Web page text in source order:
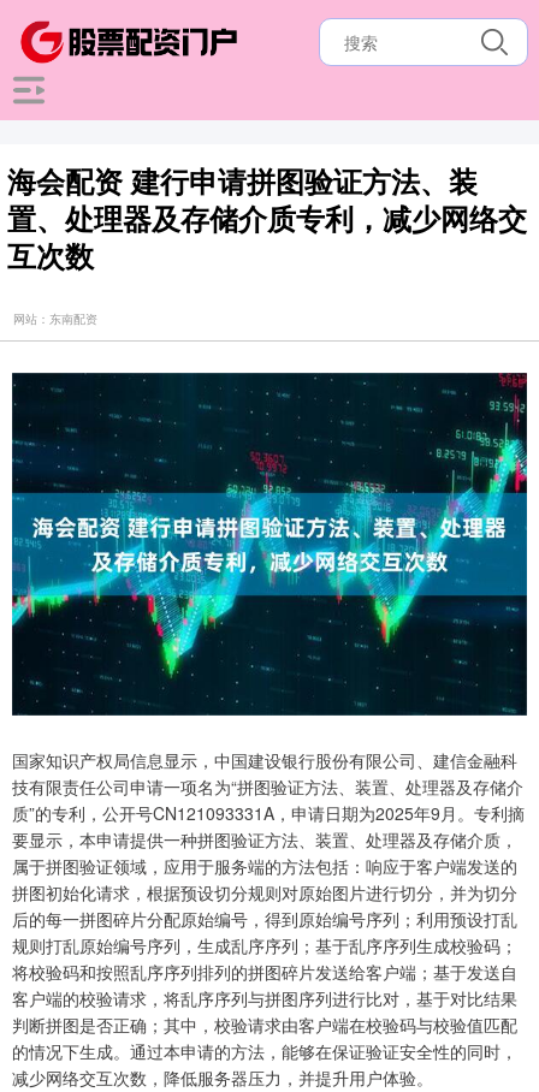
海会配资 建行申请拼图验证方法、装
置、处理器及存储介质专利，减少网络交
互次数
网站：东南配资
国家知识产权局信息显示，中国建设银行股份有限公司、建信金融科
技有限责任公司申请一项名为“拼图验证方法、装置、处理器及存储介
质”的专利，公开号CN121093331A，申请日期为2025年9月。专利摘
要显示，本申请提供一种拼图验证方法、装置、处理器及存储介质，
属于拼图验证领域，应用于服务端的方法包括：响应于客户端发送的
拼图初始化请求，根据预设切分规则对原始图片进行切分，并为切分
后的每一拼图碎片分配原始编号，得到原始编号序列；利用预设打乱
规则打乱原始编号序列，生成乱序序列；基于乱序序列生成校验码；
将校验码和按照乱序序列排列的拼图碎片发送给客户端；基于发送自
客户端的校验请求，将乱序序列与拼图序列进行比对，基于对比结果
判断拼图是否正确；其中，校验请求由客户端在校验码与校验值匹配
的情况下生成。通过本申请的方法，能够在保证验证安全性的同时，
减少网络交互次数，降低服务器压力，并提升用户体验。